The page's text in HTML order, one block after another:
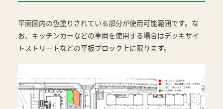
平面図内の色塗りされている部分が使用可能範囲です。な
お、キッチンカーなどの車両を使用する場合はデッキサイ
トストリートなどの平板ブロック上に限ります。